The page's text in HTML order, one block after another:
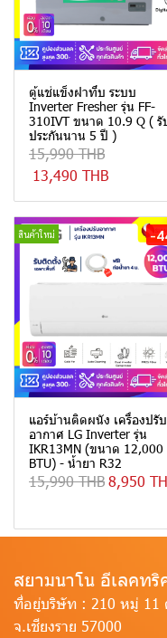
ตู้แช่แข็งฝาทึบ ระบบ
Inverter Fresher รุ่น FF-
310IVT ขนาด 10.9 Q ( รั
ประกันนาน 5 ปี )
15,990 THB
13,490 THB
สินค้าใหม่ -
แอร์บ้านติดผนัง เครื่องปรับ
อากาศ LG Inverter รุ่น
IKR13MN (ขนาด 12,000
BTU) - น้ำยา R32
15,990 THB8,950
สยามนาโน อีเลคทริ
ที่อยู่บริษัท : 210 หมู่ 11
จ.เชียงราย 57000